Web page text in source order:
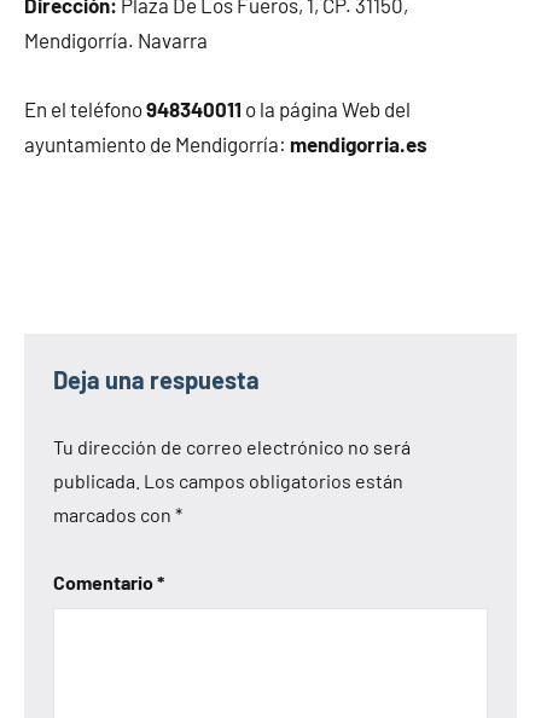
Dirección: Plaza De Los Fueros, 1, CP. 31150,
Mendigorría. Navarra
En el teléfono948340011 o la página Web del
ayuntamiento de Mendigorría: mendigorria.es
Deja una respuesta
Tu dirección de correo electrónico no será
publicada. Los campos obligatorios están
marcados con *
Comentario*